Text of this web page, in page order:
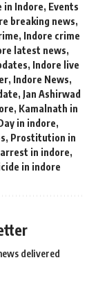
in Indore, Events
breaking news,
, Indore crime
latest news,
, Indore live
, Indore News,
, Jan Ashirwad
, Kamalnath in
in indore,
, Prostitution in
in indore,
in indore
delivered